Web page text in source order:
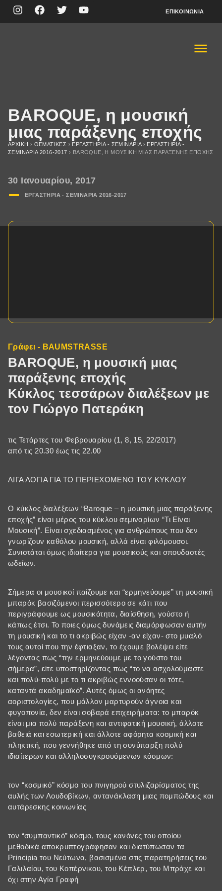
ΕΠΙΚΟΙΝΩΝΊΑ
BAROQUE, η μουσική
μιας παράξενης εποχής
ΑΡΧΙΚΉ › ΘΕΜΑΤΙΚΈΣ › ΕΡΓΑΣΤΗΡΙΑ - ΣΕΜΙΝΑΡΙΑ› ΕΡΓΑΣΤΗΡΙΑ -
ΣΕΜΙΝΑΡΙΑ 2016-2017 › BAROQUE, Η ΜΟΥΣΙΚΉ ΜΙΑΣ ΠΑΡΆΞΕΝΗΣ ΕΠΟΧΉΣ
30 Ιανουαρίου, 2017
ΕΡΓΑΣΤΗΡΙΑ - ΣΕΜΙΝΑΡΙΑ 2016-2017
Γράφει - BAUMSTRASSE
BAROQUE, η μουσική μιας
παράξενης εποχής
Κύκλος τεσσάρων διαλέξεων με
τον Γιώργο Πατεράκη
τις Τετάρτες του Φεβρουαρίου (1, 8, 15, 22/2017)
από τις 20.30 έως τις 22.00
ΛΙΓΑ ΛΟΓΙΑ ΓΙΑ ΤΟ ΠΕΡΙΕΧΟΜΕΝΟ ΤΟΥ ΚΥΚΛΟΥ
Ο κύκλος διαλέξεων “Baroque – η μουσική μιας παράξενης
εποχής” είναι μέρος του κύκλου σεμιναρίων “Τι Είναι
Μουσική”. Είναι σχεδιασμένος για ανθρώπους που δεν
γνωρίζουν καθόλου μουσική, αλλά είναι φιλόμουσοι.
Συνιστάται όμως ιδιαίτερα για μουσικούς και σπουδαστές
ωδείων.
Σήμερα οι μουσικοί παίζουμε και “ερμηνεύουμε” τη μουσική
μπαρόκ βασιζόμενοι περισσότερο σε κάτι που
περιγράφουμε ως μουσικότητα, διαίσθηση, γούστο ή
κάπως έτσι. Το ποιες όμως δυνάμεις διαμόρφωσαν αυτήν
τη μουσική και το τι ακριβώς είχαν -αν είχαν- στο μυαλό
τους αυτοί που την έφτιαξαν, το έχουμε βολέψει είτε
λέγοντας πως “την ερμηνεύουμε με το γούστο του
σήμερα”, είτε υποστηρίζοντας πως “το να ασχολούμαστε
και πολύ-πολύ με το τι ακριβώς εννοούσαν οι τότε,
καταντά ακαδημαϊκό”. Αυτές όμως οι ανόητες
αοριστολογίες, που μάλλον μαρτυρούν άγνοια και
φυγοπονία, δεν είναι σοβαρά επιχειρήματα: το μπαρόκ
είναι μια πολύ παράξενη και αντιφατική μουσική, άλλοτε
βαθειά και εσωτερική και άλλοτε αφόρητα κοσμική και
πληκτική, που γεννήθηκε από τη συνύπαρξη πολύ
ιδιαίτερων και αλληλοσυγκρουόμενων κόσμων:
τον “κοσμικό” κόσμο του πνιγηρού στυλιζαρίσματος της
αυλής των Λουδοβίκων, αντανάκλαση μιας πομπώδους και
αυτάρεσκης κοινωνίας
τον “συμπαντικό” κόσμο, τους κανόνες του οποίου
μεθοδικά αποκρυπτογράφησαν και διατύπωσαν τα
Principia του Νεύτωνα, βασισμένα στις παρατηρήσεις του
Γαλιλαίου, του Κοπέρνικου, του Κέπλερ, του Μπράχε και
όχι στην Αγία Γραφή